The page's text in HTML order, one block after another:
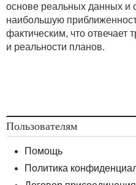
основе реальных данных и
наибольшую
фактическим, что отвечает
и реальности планов.
Пользователям
Помощь
Политика